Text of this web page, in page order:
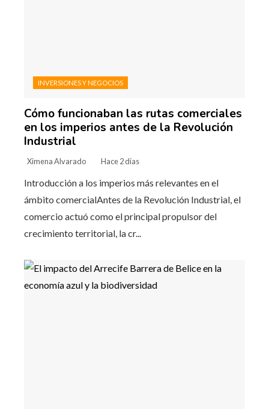
INVERSIONES Y NEGOCIOS
Cómo funcionaban las rutas comerciales
en los imperios antes de la Revolución
Industrial
Ximena Alvarado Hace 2 días
Introducción a los imperios más relevantes en el
ámbito comercialAntes de la Revolución Industrial, el
comercio actuó como el principal propulsor del
crecimiento territorial, la cr...